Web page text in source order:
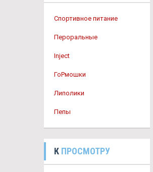
Спортивное питание
Пероральные
Inject
ГоРмошки
Липолики
Пепы
К ПРОСМОТРУ